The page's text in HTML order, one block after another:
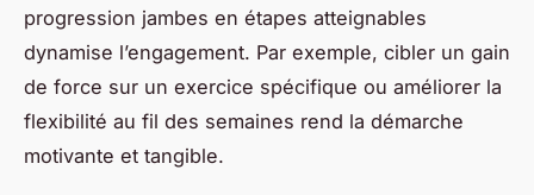
progression jambes en étapes atteignables
dynamise l’engagement. Par exemple, cibler un gain
de force sur un exercice spécifique ou améliorer la
flexibilité au fil des semaines rend la démarche
motivante et tangible.